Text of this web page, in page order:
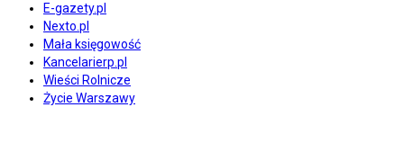
E-gazety.pl
Nexto.pl
Mała księgowość
Kancelarierp.pl
Wieści Rolnicze
Życie Warszawy